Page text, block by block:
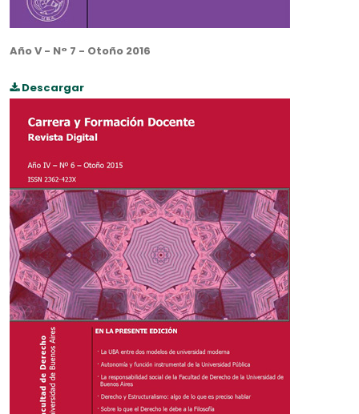
Año V - N° 7 - Otoño 2016
Descargar